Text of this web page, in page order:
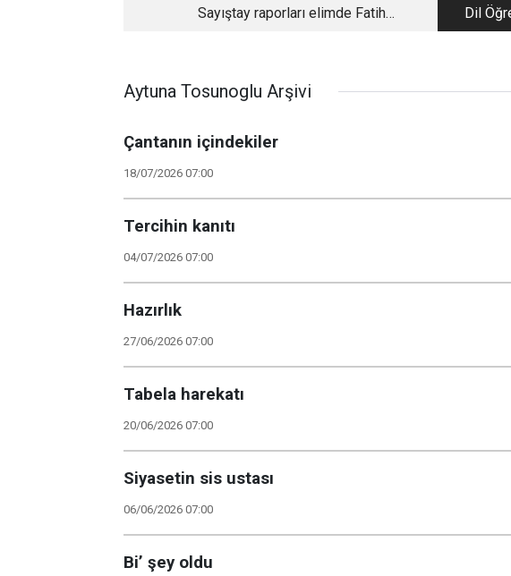
Sayıştay raporları elimde Fatih
Dil
Aytuna Tosunoglu Arşivi
Çantanın içindekiler
18/07/2026 07:00
Tercihin kanıtı
04/07/2026 07:00
Hazırlık
27/06/2026 07:00
Tabela harekatı
20/06/2026 07:00
Siyasetin sis ustası
06/06/2026 07:00
Bi’ şey oldu